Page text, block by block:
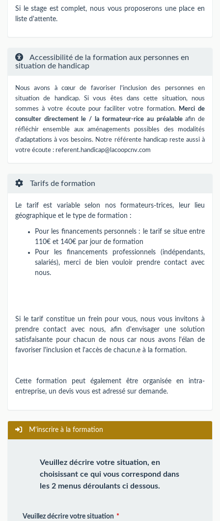
Si le stage est complet, nous vous proposerons une place en
liste d'attente.
Accessibilité de la formation aux personnes en
situation de handicap
Nous avons à cœur de favoriser l'inclusion des personnes en
situation de handicap. Si vous êtes dans cette situation, nous
sommes à votre écoute pour faciliter votre formation. Merci de
consulter directement le / la formateur-rice au préalableafin de
réfléchir ensemble aux aménagements possibles des modalités
d'adaptations à vos besoins. Notre référente handicap reste aussi à
votre écoute : referent.handicap@lacoopcnv.com
Tarifs de formation
Le tarif est variable selon nos formateurs-trices​,​​ leur lieu
géographique et le type de formation :
Pour les financements personnels : le tarif se situe entre
110€ et 140€ par jour de formation
Pour les financements professionnels (indépendants,
salariés), merci de bien vouloir prendre contact avec
nous.
Si le tarif constitue un frein pour vous, nous vous invitons à
prendre contact avec nous, afin d'envisager une solution
satisfaisante pour chacun de nous car nous avons l'élan de
favoriser l'inclusion et l'accès de chacun.e à la formation.
Cette formation peut également être organisée en intra-
entreprise, un devis vous est adressé sur demande.
M'inscrire à la formation
Veuillez décrire votre situation, en
choisissant ce qui vous correspond dans
les 2 menus déroulants ci dessous.
Veuillez décrire votre situation